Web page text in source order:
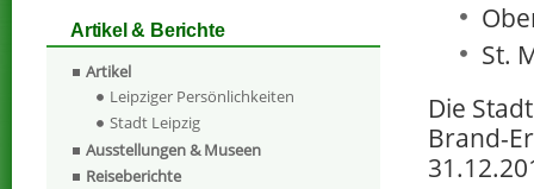
St.
Die
Brand-
Artikel & Berichte
Artikel
Leipziger Persönlichkeiten
Stadt Leipzig
Ausstellungen & Museen
Reiseberichte